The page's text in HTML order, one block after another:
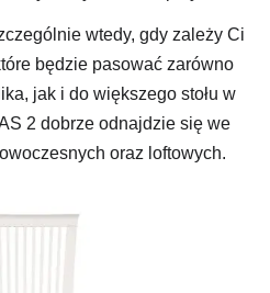
wtedy, gdy zależy Ci
będzie pasować zarówno
jak i do większego stołu w
2 dobrze odnajdzie się we
oraz loftowych.